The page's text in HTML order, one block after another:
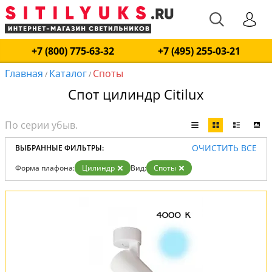
+7 (800) 775-63-32
+7 (495) 255-03-21
Главная / Каталог/ Споты
Спот цилиндр Citilux
ВЫБРАННЫЕ ФИЛЬТРЫ: ОЧИСТИТЬ ВСЕ
Форма плафона: Цилиндр Вид: Споты